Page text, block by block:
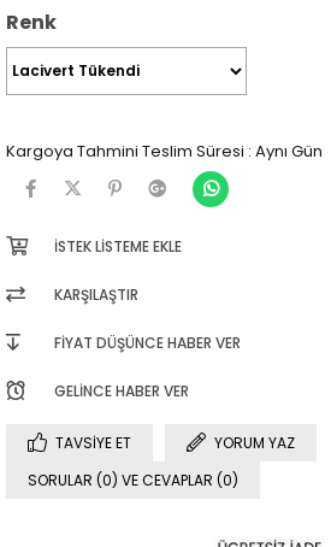
Renk
Kargoya Tahmini Teslim Süresi : Aynı Gün
İSTEK LISTEME EKLE
KARŞILAŞTIR
FIYAT DÜŞÜNCE HABER VER
GELINCE HABER VER
TAVSIYE ET
YORUM YAZ
SORULAR (0) VE CEVAPLAR (0)